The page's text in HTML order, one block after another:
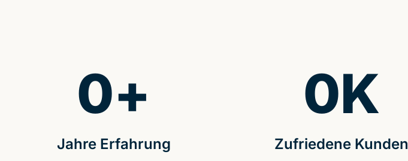
Jahre Erfahrung
0+
Zufriedene Kunden
0K